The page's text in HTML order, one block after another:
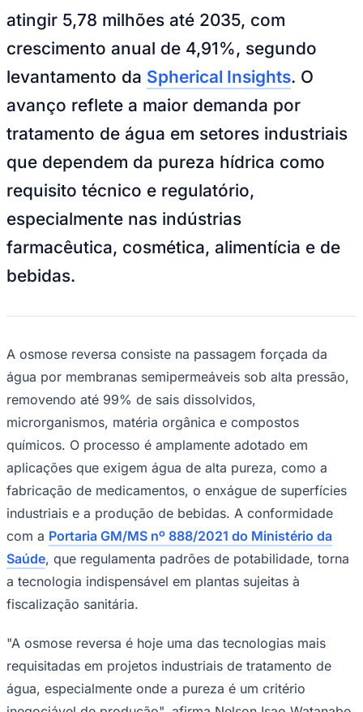
Sport
crescimento anual de 4,91%, segundo
levantamento daSpherical Insights. O
avanço reflete a maior demanda por
tratamento de água em setores industriais
que dependem da pureza hídrica como
requisito técnico e regulatório,
especialmente nas indústrias
farmacêutica, cosmética, alimentícia e de
bebidas.
A osmose reversa consiste na passagem forçada da
removendo até 99% de sais dissolvidos,
microrganismos, matéria orgânica e compostos
químicos. O processo é amplamente adotado em
aplicações que exigem água de alta pureza, como a
fabricação de medicamentos, o enxágue de superfícies
industriais e a produção de bebidas. A conformidade
com aPortaria GM/MS nº 888/2021 do Ministério da
Saúde , que regulamenta padrões de potabilidade, torna
a tecnologia indispensável em plantas sujeitas à
fiscalização sanitária.
"A osmose reversa é hoje uma das tecnologias mais
água, especialmente onde a pureza é um critério
inegociável de produção", afirma Nelson Isao Watanabe,
fundador da Asstefil Indústria e Comércio de Filtros